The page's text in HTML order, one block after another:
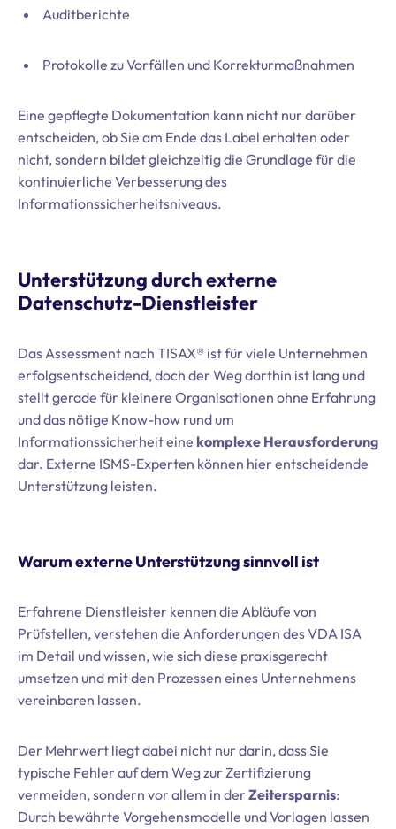
Auditberichte
Protokolle zu Vorfällen und Korrekturmaßnahmen
Eine gepflegte Dokumentation kann nicht nur darüber
entscheiden, ob Sie am Ende das Label erhalten oder
nicht, sondern bildet gleichzeitig die Grundlage für die
kontinuierliche Verbesserung des
Informationssicherheitsniveaus.
Unterstützung durch externe
Datenschutz-Dienstleister
Das Assessment nach TISAX® ist für viele Unternehmen
erfolgsentscheidend, doch der Weg dorthin ist lang und
stellt gerade für kleinere Organisationen ohne Erfahrung
und das nötige Know-how rund um
Informationssicherheit eine komplexe Herausforderung
dar. Externe ISMS-Experten können hier entscheidende
Unterstützung leisten.
Warum externe Unterstützung sinnvoll ist
Erfahrene Dienstleister kennen die Abläufe von
Prüfstellen, verstehen die Anforderungen des VDA ISA
im Detail und wissen, wie sich diese praxisgerecht
umsetzen und mit den Prozessen eines Unternehmens
vereinbaren lassen.
Der Mehrwert liegt dabei nicht nur darin, dass Sie
typische Fehler auf dem Weg zur Zertifizierung
vermeiden, sondern vor allem in derZeitersparnis:
Durch bewährte Vorgehensmodelle und Vorlagen lassen